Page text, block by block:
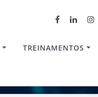
TREINAMENTOS